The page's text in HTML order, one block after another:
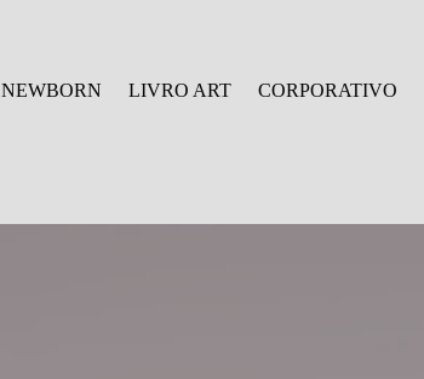
NEWBORN LIVRO ART CORPORATIVO